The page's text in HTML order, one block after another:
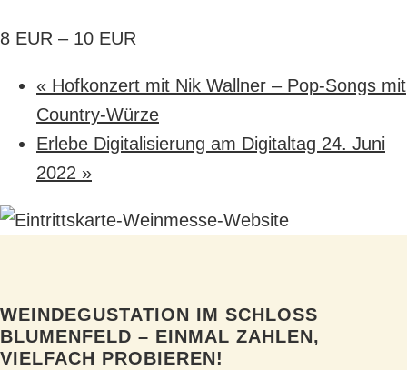
8 EUR – 10 EUR
« Hofkonzert mit Nik Wallner – Pop-Songs mit
Country-Würze
Erlebe Digitalisierung am Digitaltag 24. Juni
2022 »
WEINDEGUSTATION IM SCHLOSS
BLUMENFELD – EINMAL ZAHLEN,
VIELFACH PROBIEREN!